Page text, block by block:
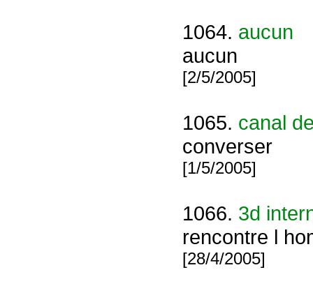
1064. aucun
aucun
[2/5/2005]
1065. canal
converser
[1/5/2005]
1066. 3d
rencontre l
[28/4/2005]